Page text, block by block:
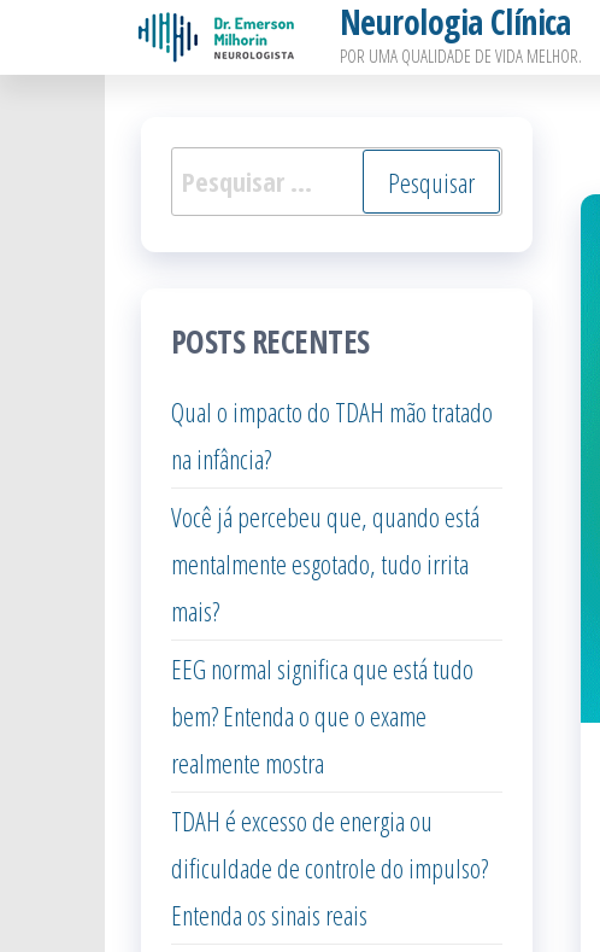
para
Neurologia Clínica
POR UMA QUALIDADE DE VIDA MELHOR.
Pesquisar
por:
POSTS RECENTES
Qual o impacto do TDAH mão tratado
na infância?
Você já percebeu que, quando está
mentalmente esgotado, tudo irrita
mais?
EEG normal significa que está tudo
bem? Entenda o que o exame
realmente mostra
TDAH é excesso de energia ou
dificuldade de controle do impulso?
Entenda os sinais reais